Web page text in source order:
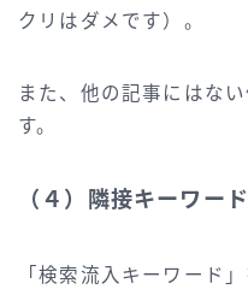
クリはダメです）。
また、他の記事にはな
す。
（４）隣接キーワー
「検索流入キーワード